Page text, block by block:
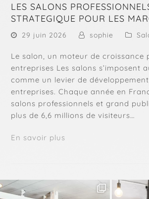
LES SALONS
STRATEGIQUE POUR LES
29 juin 2026 sophie
Le salon, un moteur de croissance
entreprises Les salons s’imposent
comme un levier de
entreprises. Chaque année en
salons professionnels et grand
plus de 6,6 millions de visiteurs…
En savoir plus